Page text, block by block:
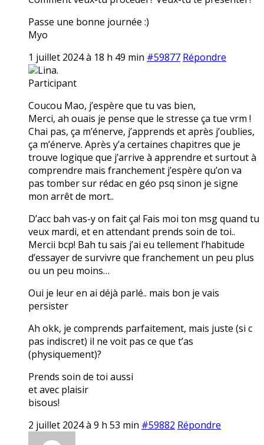
Passe une bonne journée :)
Myo
1 juillet 2024 à 18 h 49 min #59877 Répondre
Lina.
Participant
Coucou Mao, j’espère que tu vas bien,
Merci, ah ouais je pense que le stresse ça tue vrm !
Chai pas, ça m’énerve, j’apprends et après j’oublies,
ça m’énerve. Après y’a certaines chapitres que je
trouve logique que j’arrive à apprendre et surtout à
comprendre mais franchement j’espère qu’on va
pas tomber sur rédac en géo psq sinon je signe
mon arrêt de mort..
D’acc bah vas-y on fait ça! Fais moi ton msg quand tu
veux mardi, et en attendant prends soin de toi..
Mercii bcp! Bah tu sais j’ai eu tellement l’habitude
d’essayer de survivre que franchement un peu plus
ou un peu moins…
Oui je leur en ai déjà parlé.. mais bon je vais
persister
Ah okk, je comprends parfaitement, mais juste (si c
pas indiscret) il ne voit pas ce que t’as
(physiquement)?
Prends soin de toi aussi
et avec plaisir
bisous!
2 juillet 2024 à 9 h 53 min #59882 Répondre